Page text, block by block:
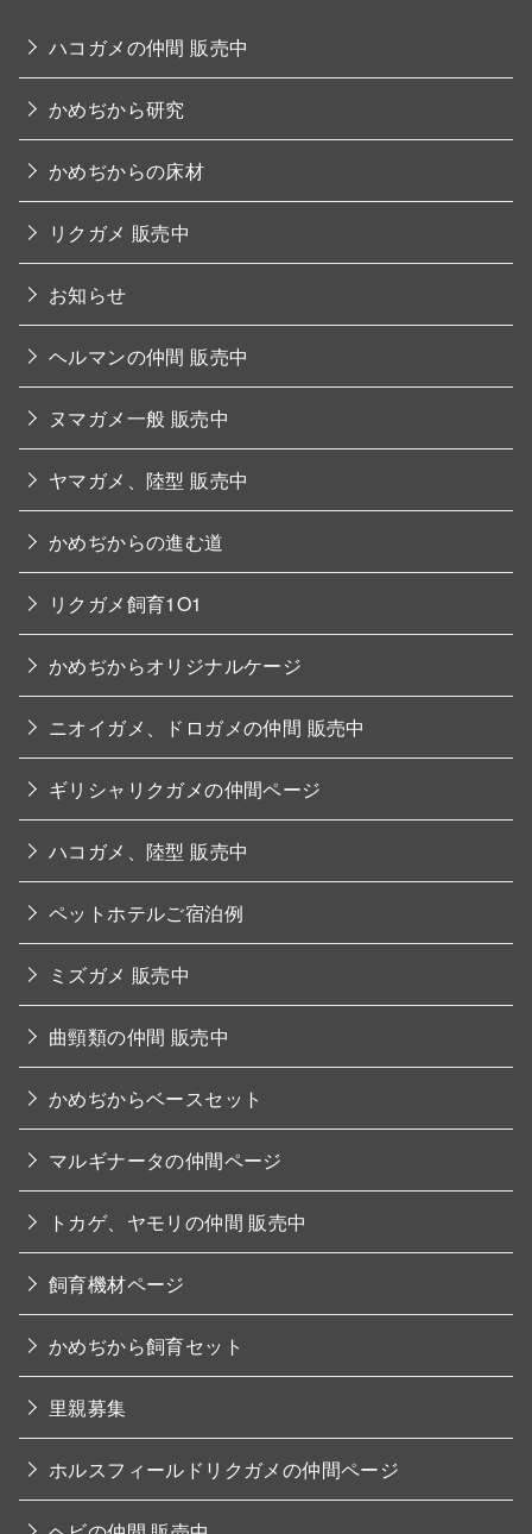
ハコガメの仲間 販売中
かめぢから研究
かめぢからの床材
リクガメ 販売中
お知らせ
ヘルマンの仲間 販売中
ヌマガメ一般 販売中
ヤマガメ、陸型 販売中
かめぢからの進む道
リクガメ飼育1O1
かめぢからオリジナルケージ
ニオイガメ、ドロガメの仲間 販売中
ギリシャリクガメの仲間ページ
ハコガメ、陸型 販売中
ペットホテルご宿泊例
ミズガメ 販売中
曲頸類の仲間 販売中
かめぢからベースセット
マルギナータの仲間ページ
トカゲ、ヤモリの仲間 販売中
飼育機材ページ
かめぢから飼育セット
里親募集
ホルスフィールドリクガメの仲間ページ